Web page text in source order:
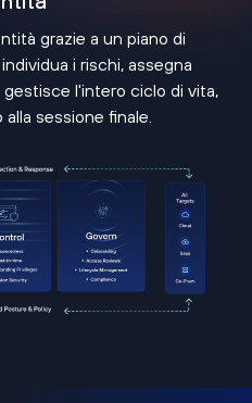
grazie a un piano di
i rischi, assegna
l'intero ciclo di vita,
sessione finale.